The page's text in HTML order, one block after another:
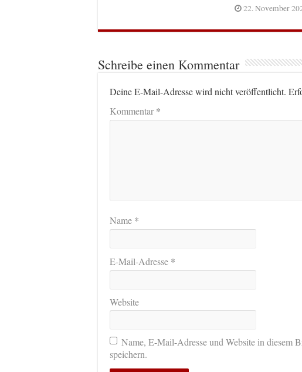
22. November
Schreibe einen Kommentar
Deine E-Mail-Adresse wird nicht veröffentlicht.
Kommentar*
Name *
E-Mail-Adresse *
Website
Name, E-Mail-Adresse und Website in diesem
speichern.